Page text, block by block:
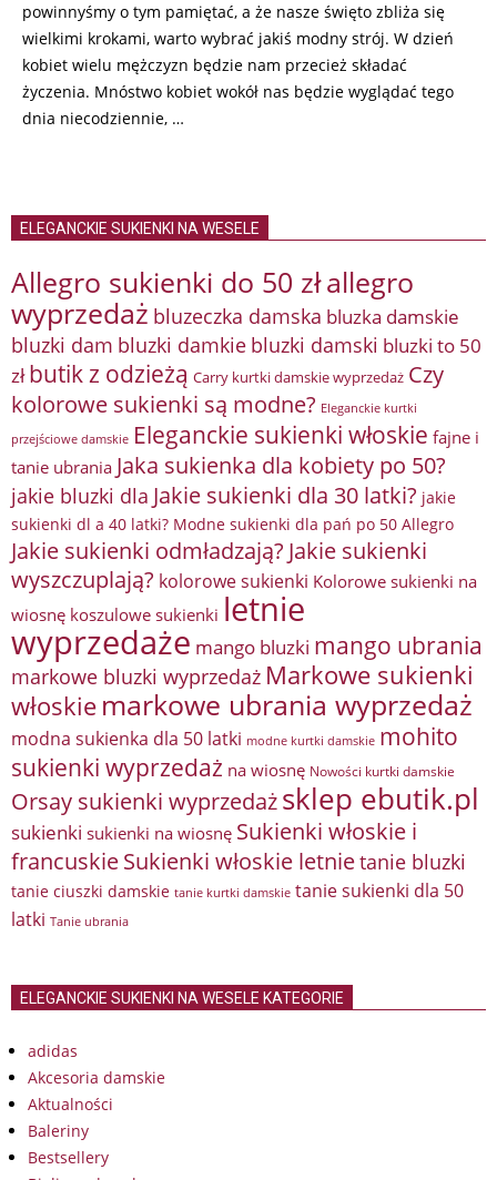
powinnyśmy o tym pamiętać, a że nasze święto zbliża się
wielkimi krokami, warto wybrać jakiś modny strój. W dzień
kobiet wielu mężczyzn będzie nam przecież składać
życzenia. Mnóstwo kobiet wokół nas będzie wyglądać tego
dnia niecodziennie, …
ELEGANCKIE SUKIENKI NA WESELE
Allegro sukienki do 50 złallegro
wyprzedaż bluzeczka damska bluzka damskie
bluzki dam bluzki damkie bluzki damski bluzki to 50
zł butik z odzieżą Carry kurtki damskie wyprzedaż Czy
kolorowe sukienki są modne? Eleganckie kurtki
przejściowe damskie Eleganckie sukienki włoskie fajne i
tanie ubrania Jaka sukienka dla kobiety po 50?
jakie bluzki dla Jakie sukienki dla 30 latki? jakie
sukienki dl a 40 latki? Modne sukienki dla pań po 50 Allegro
Jakie sukienki odmładzają? Jakie sukienki
wyszczuplają? kolorowe sukienki Kolorowe sukienki na
wiosnę koszulowe sukienki letnie
wyprzedaże mango bluzki mango ubrania
markowe bluzki wyprzedaż Markowe sukienki
włoskie markowe ubrania wyprzedaż
modna sukienka dla 50 latki modne kurtki damskie mohito
sukienki wyprzedaż na wiosnę Nowości kurtki damskie
Orsay sukienki wyprzedażsklep ebutik.pl
sukienki sukienki na wiosnę Sukienki włoskie i
francuskieSukienki włoskie letnietanie bluzki
tanie ciuszki damskie tanie kurtki damskie tanie sukienki dla 50
latki Tanie ubrania
ELEGANCKIE SUKIENKI NA WESELE KATEGORIE
adidas
Akcesoria damskie
Aktualności
Baleriny
Bestsellery